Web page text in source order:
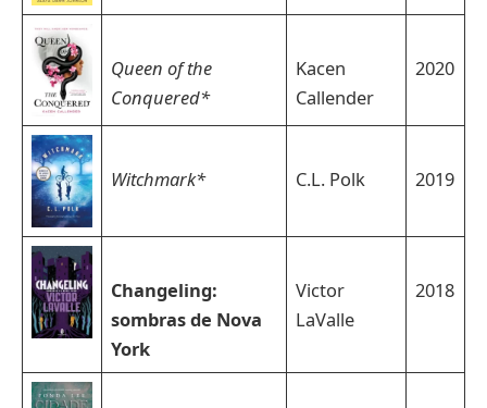
Queen of the
Conquered*
Kacen
Callender
2020
Witchmark* C.L. Polk 2019
Changeling:
sombras de Nova
York
Victor
LaValle
2018